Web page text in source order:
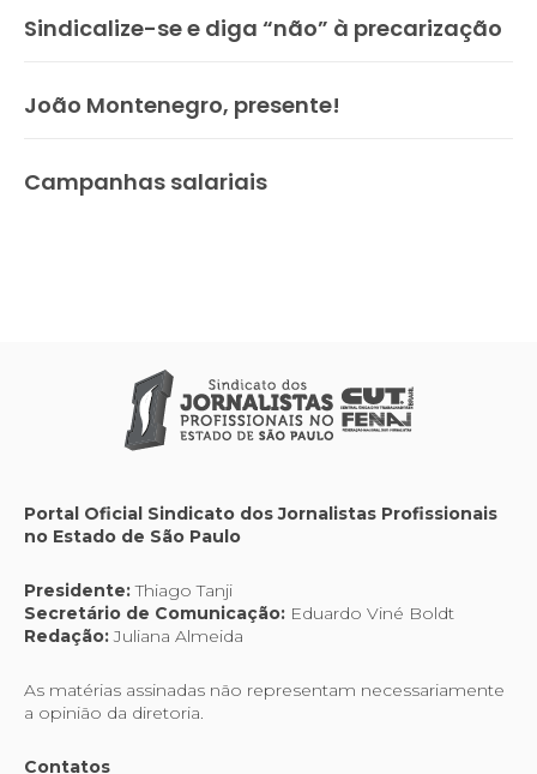
Sindicalize-se e diga “não” à precarização
João Montenegro, presente!
Campanhas salariais
Portal Oficial Sindicato dos Jornalistas Profissionais
no Estado de São Paulo
Presidente:Thiago Tanji
Secretário de Comunicação: Eduardo Viné Boldt
Redação:Juliana Almeida
As matérias assinadas não representam necessariamente
a opinião da diretoria.
Contatos